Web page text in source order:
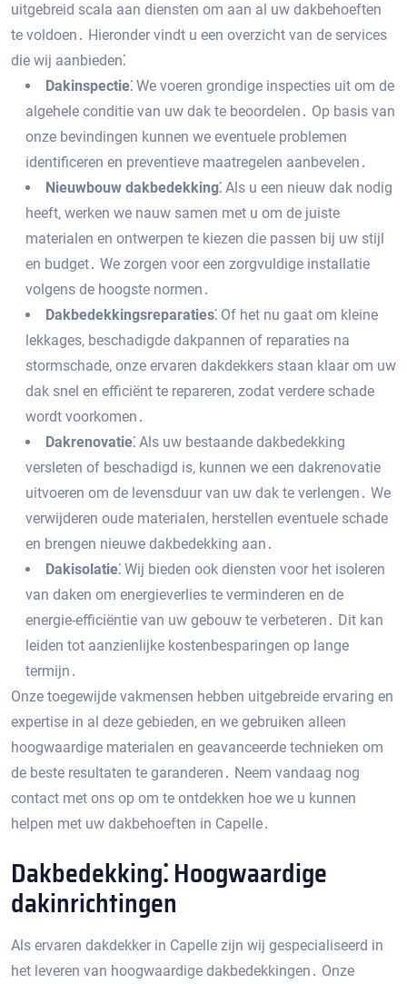
uitgebreid scala aan diensten om aan al uw dakbehoeften
te voldoen․ Hieronder vindt u een overzicht van de services
die wij aanbieden⁚
Dakinspectie⁚ We voeren grondige inspecties uit om de
algehele conditie van uw dak te beoordelen․ Op basis van
onze bevindingen kunnen we eventuele problemen
identificeren en preventieve maatregelen aanbevelen․
Nieuwbouw dakbedekking⁚ Als u een nieuw dak nodig
heeft‚ werken we nauw samen met u om de juiste
materialen en ontwerpen te kiezen die passen bij uw stijl
en budget․ We zorgen voor een zorgvuldige installatie
volgens de hoogste normen․
Dakbedekkingsreparaties⁚ Of het nu gaat om kleine
lekkages‚ beschadigde dakpannen of reparaties na
stormschade‚ onze ervaren dakdekkers staan klaar om uw
dak snel en efficiënt te repareren‚ zodat verdere schade
wordt voorkomen․
Dakrenovatie⁚ Als uw bestaande dakbedekking
versleten of beschadigd is‚ kunnen we een dakrenovatie
uitvoeren om de levensduur van uw dak te verlengen․ We
verwijderen oude materialen‚ herstellen eventuele schade
en brengen nieuwe dakbedekking aan․
Dakisolatie⁚ Wij bieden ook diensten voor het isoleren
van daken om energieverlies te verminderen en de
energie-efficiëntie van uw gebouw te verbeteren․ Dit kan
leiden tot aanzienlijke kostenbesparingen op lange
termijn․
Onze toegewijde vakmensen hebben uitgebreide ervaring en
expertise in al deze gebieden‚ en we gebruiken alleen
hoogwaardige materialen en geavanceerde technieken om
de beste resultaten te garanderen․ Neem vandaag nog
contact met ons op om te ontdekken hoe we u kunnen
helpen met uw dakbehoeften in Capelle․
Dakbedekking⁚ Hoogwaardige
dakinrichtingen
Als ervaren dakdekker in Capelle zijn wij gespecialiseerd in
het leveren van hoogwaardige dakbedekkingen․ Onze